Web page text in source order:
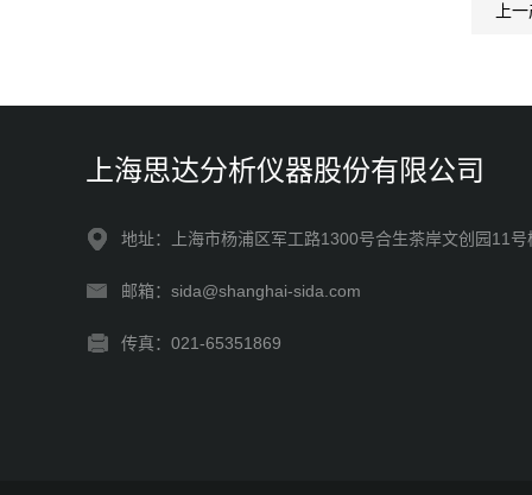
上
上海思达分析仪器股份有限公司
地址：上海市杨浦区军工路1300号合生茶岸文创园11号
邮箱：sida@shanghai-sida.com
传真：021-65351869